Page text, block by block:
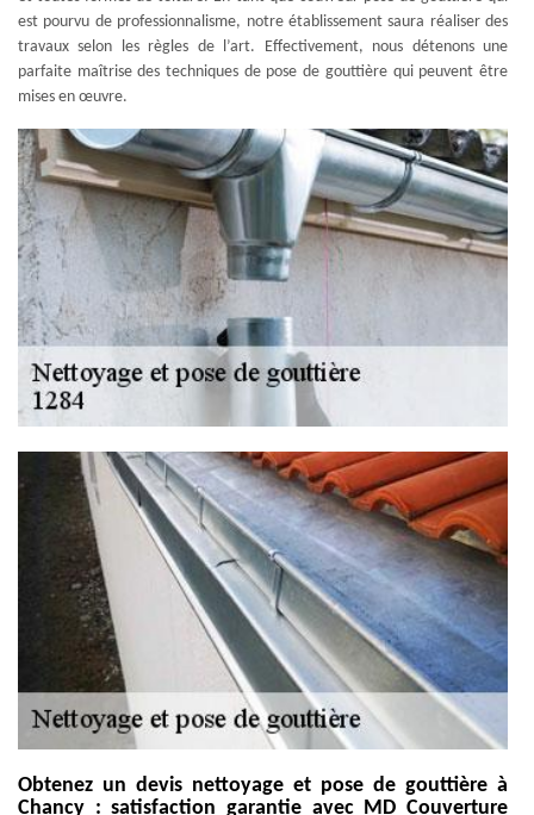
est pourvu de professionnalisme, notre établissement saura réaliser des
travaux selon les règles de l’art. Effectivement, nous détenons une
parfaite maîtrise des techniques de pose de gouttière qui peuvent être
mises en œuvre.
Obtenez un devis nettoyage et pose de gouttière à
Chancy : satisfaction garantie avec MD Couverture